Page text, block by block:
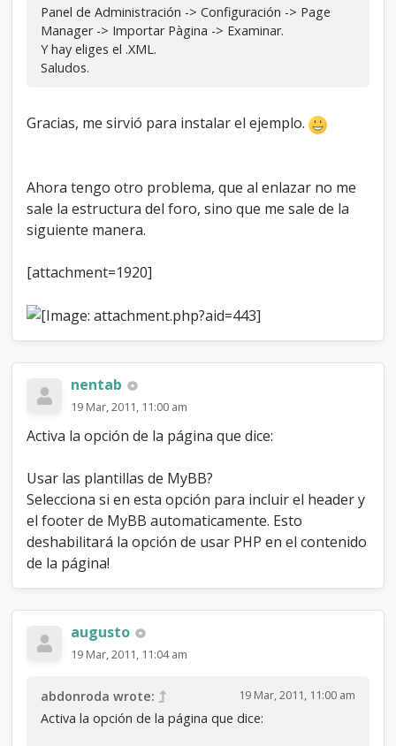
Panel de Administración -> Configuración -> Page
Manager -> Importar Pàgina -> Examinar.
Y hay eliges el .XML.
Saludos.
Gracias, me sirvió para instalar el ejemplo.
Ahora tengo otro problema, que al enlazar no me
sale la estructura del foro, sino que me sale de la
siguiente manera.
[attachment=1920]
nentab
19 Mar, 2011, 11:00 am
Activa la opción de la página que dice:
Usar las plantillas de MyBB?
Selecciona si en esta opción para incluir el header y
el footer de MyBB automaticamente. Esto
deshabilitará la opción de usar PHP en el contenido
de la página!
augusto
19 Mar, 2011, 11:04 am
19 Mar, 2011, 11:00 am
abdonroda wrote:
Activa la opción de la página que dice: